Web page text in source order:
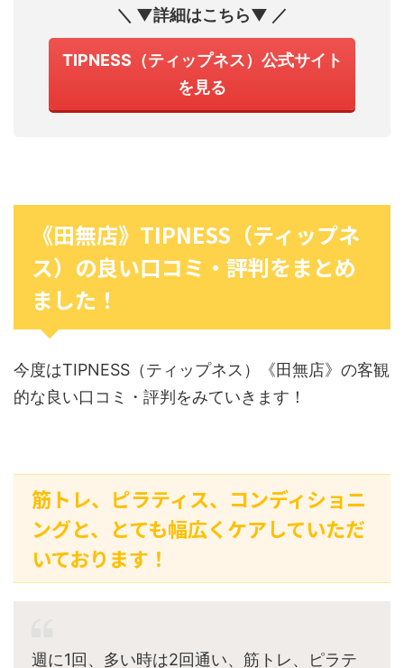
＼ ▼詳細はこちら▼ ／
TIPNESS（ティップネス）公式サイト
を見る
《田無店》TIPNESS（ティップネ
ス）の良い口コミ・評判をまとめ
ました！
今度はTIPNESS（ティップネス）《田無店》の客観
的な良い口コミ・評判をみていきます！
筋トレ、ピラティス、コンディショニ
ングと、とても幅広くケアしていただ
いております！
週に1回、多い時は2回通い、筋トレ、ピラテ